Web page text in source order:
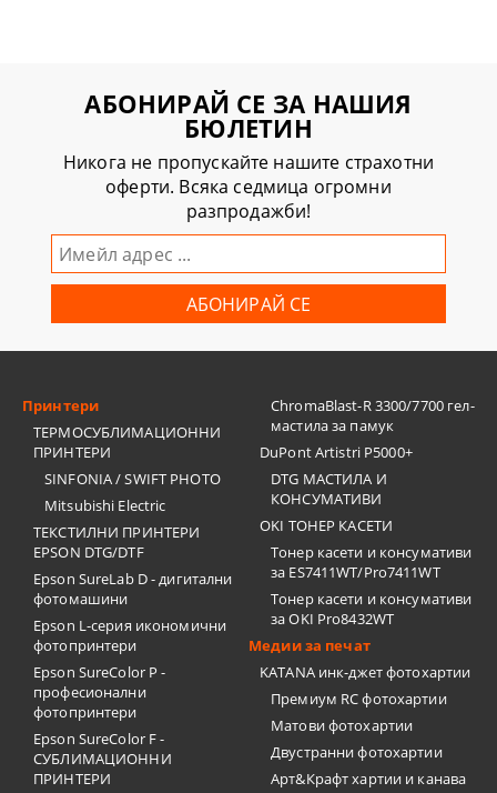
АБОНИРАЙ СЕ ЗА НАШИЯ
БЮЛЕТИН
Никога не пропускайте нашите страхотни
оферти. Всяка седмица огромни
разпродажби!
Принтери
ТЕРМОСУБЛИМАЦИОННИ
ПРИНТЕРИ
SINFONIA / SWIFT PHOTO
Mitsubishi Electric
ТЕКСТИЛНИ ПРИНТЕРИ
EPSON DTG/DTF
Epson SureLab D - дигитални
фотомашини
Epson L-серия икономични
фотопринтери
Epson SureColor P -
професионални
фотопринтери
Epson SureColor F -
СУБЛИМАЦИОННИ
ПРИНТЕРИ
ChromaBlast-R 3300/7700 гел-
мастила за памук
DuPont Artistri P5000+
DTG МАСТИЛА И
КОНСУМАТИВИ
OKI ТОНЕР КАСЕТИ
Тонер касети и консумативи
за ES7411WT/Pro7411WT
Тонер касети и консумативи
за OKI Pro8432WT
Медии за печат
KATANA инк-джет фотохартии
Премиум RC фотохартии
Матови фотохартии
Двустранни фотохартии
Арт&Крафт хартии и канава